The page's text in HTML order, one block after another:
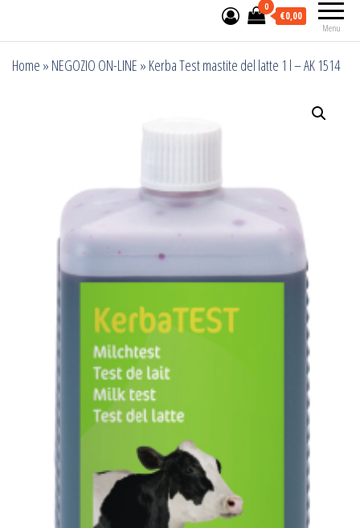
Menu
0
€0,00
Home » NEGOZIO ON-LINE » Kerba Test mastite del latte 1 l – AK 1514